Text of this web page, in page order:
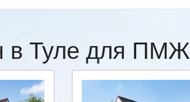
в Туле для ПМЖ